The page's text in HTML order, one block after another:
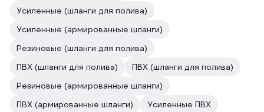
Усиленные (шланги для полива)
Усиленные (армированные шланги)
Резиновые (шланги для полива)
ПВХ (шланги для полива)
ПВХ (шланги для полива)
Резиновые (армированные шланги)
ПВХ (армированные шланги)
Усиленные ПВХ